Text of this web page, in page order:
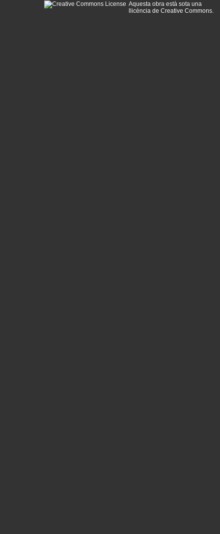
Aquesta obra està sota una
llicència de Creative Commons.